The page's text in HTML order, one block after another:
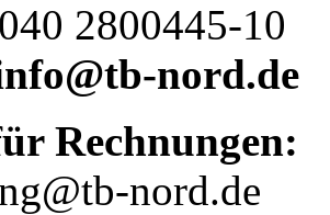
2800445-10
nord.de
Rechnungen:
nord.de